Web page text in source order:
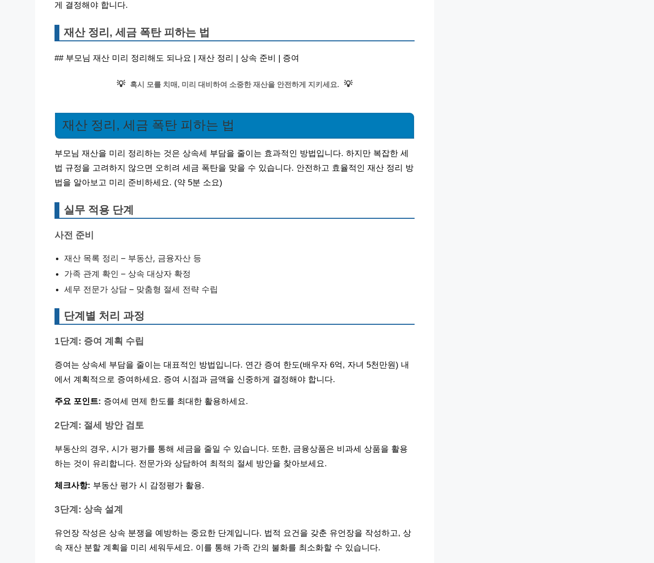
게 결정해야 합니다.
재산 정리, 세금 폭탄 피하는 법
## 부모님 재산 미리 정리해도 되나요 | 재산 정리 | 상속 준비 | 증여
💡 혹시 모를 치매, 미리 대비하여 소중한 재산을 안전하게 지키세요. 💡
재산 정리, 세금 폭탄 피하는 법
부모님 재산을 미리 정리하는 것은 상속세 부담을 줄이는 효과적인 방법입니다. 하지만 복잡한 세
법 규정을 고려하지 않으면 오히려 세금 폭탄을 맞을 수 있습니다. 안전하고 효율적인 재산 정리 방
법을 알아보고 미리 준비하세요. (약 5분 소요)
실무 적용 단계
사전 준비
재산 목록 정리 – 부동산, 금융자산 등
가족 관계 확인 – 상속 대상자 확정
세무 전문가 상담 – 맞춤형 절세 전략 수립
단계별 처리 과정
1단계: 증여 계획 수립
증여는 상속세 부담을 줄이는 대표적인 방법입니다. 연간 증여 한도(배우자 6억, 자녀 5천만원) 내
에서 계획적으로 증여하세요. 증여 시점과 금액을 신중하게 결정해야 합니다.
주요 포인트: 증여세 면제 한도를 최대한 활용하세요.
2단계: 절세 방안 검토
부동산의 경우, 시가 평가를 통해 세금을 줄일 수 있습니다. 또한, 금융상품은 비과세 상품을 활용
하는 것이 유리합니다. 전문가와 상담하여 최적의 절세 방안을 찾아보세요.
체크사항: 부동산 평가 시 감정평가 활용.
3단계: 상속 설계
유언장 작성은 상속 분쟁을 예방하는 중요한 단계입니다. 법적 요건을 갖춘 유언장을 작성하고, 상
속 재산 분할 계획을 미리 세워두세요. 이를 통해 가족 간의 불화를 최소화할 수 있습니다.